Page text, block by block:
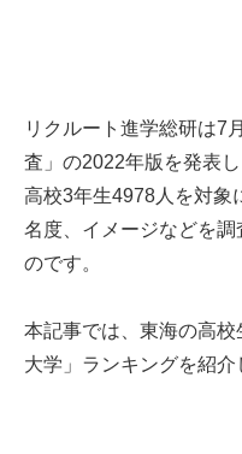
リクルート進学総研は7
査」の2022年版を発表
高校3年生4978人を対象
名度、イメージなどを
のです。
本記事では、東海の高
大学」ランキングを紹